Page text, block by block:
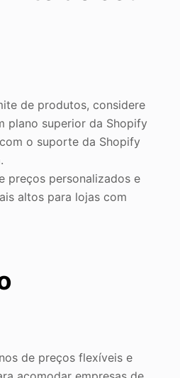
de produtos, considere
plano superior da Shopify
o suporte da Shopify
preços personalizados e
altos para lojas com
de preços flexíveis e